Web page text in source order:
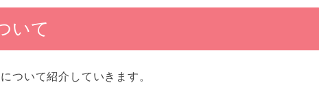
いて
ついて紹介していきます。